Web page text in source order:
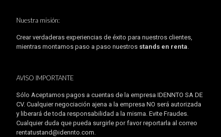
Nuestra misión:
Crear verdaderas experiencias de éxito para nuestros clientes,
mientras montamos paso a paso nuestros stands en renta.
AVISO IMPORTANTE
Sólo Aceptamos pagos a cuentas de la empresa IDENNTO SA DE
CV. Cualquier negociación ajena a la empresa NO será autorizada
y liberará de toda responsabilidad a la misma. Evite Fraudes.
Cualquier duda que pueda surgirle por favor reportarla al correo
rentatustand@idennto.com.